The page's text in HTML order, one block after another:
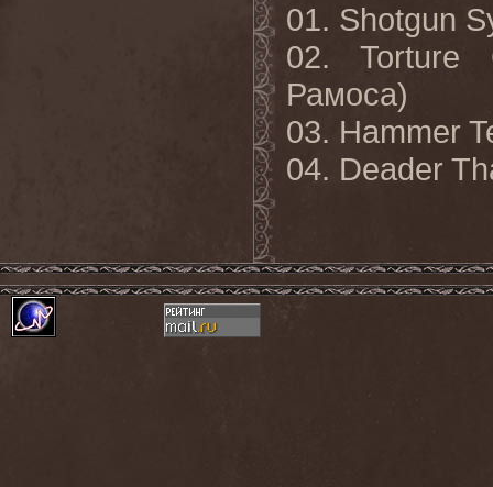
01. Shotgun
02. Torture
Рамоса)
03. Hammer
04. Deader